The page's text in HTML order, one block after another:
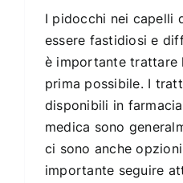
I pidocchi nei capelli
essere fastidiosi e
è importante trattare
prima possibile. I
disponibili in
medica sono
ci sono anche
importante seguire